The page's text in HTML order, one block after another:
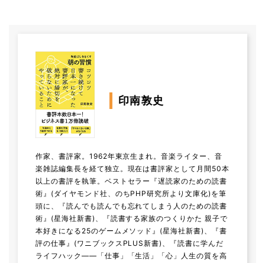
印南敦史
作家、書評家。1962年東京生まれ。音楽ライター、音
楽雑誌編集長を経て独立。現在は書評家として月間50本
以上の書評を執筆。ベストセラー『遅読家のための読書
術』(ダイヤモンド社、のちPHP研究所より文庫化)を筆
頭に、『読んでも読んでも忘れてしまう人のための読書
術』(星海社新書)、『読書する家族のつくりかた 親子で
本好きになる25のゲームメソッド』(星海社新書)、『書
評の仕事』(ワニブックスPLUS新書)、『読書に学んだ
ライフハック――「仕事」「生活」「心」人生の質を高